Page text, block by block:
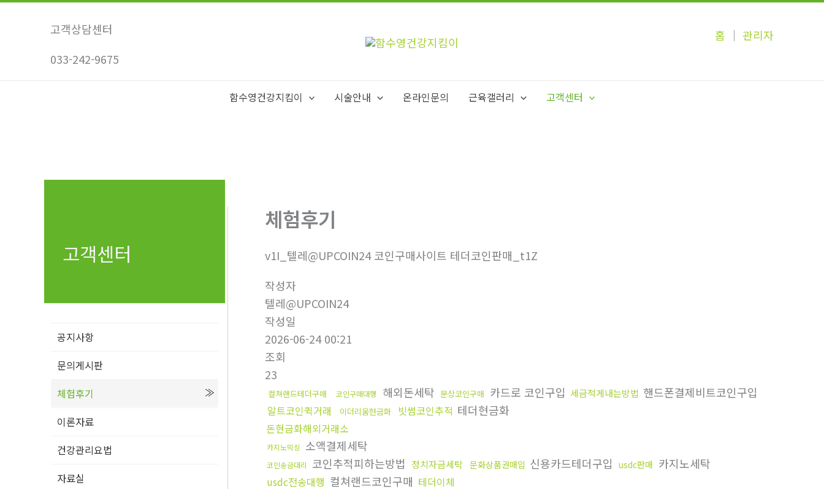
콘
고객상담센터
033-242-9675
홈 │ 관리자
함수영건강지킴이 시술안내 온라인문의 근육갤러리 고객센터
고객센터
공지사항
문의게시판
체험후기
이론자료
건강관리요법
자료실
체험후기
v1I_텔레@UPCOIN24 코인구매사이트 테더코인판매_t1Z
작성자
텔레@UPCOIN24
작성일
2026-06-24 00:21
조회
23
컬쳐랜드테더구매 코인구매대행 해외돈세탁 문상코인구매 카드로 코인구입 세금적게내는방법 핸드폰결제비트코인구입
알트코인퀵거래 이더리움현금화 빗썸코인추적 테더현금화
돈현금화해외거래소
카지노믹싱 소액결제세탁
코인송금대리 코인추적피하는방법 정치자금세탁 문화상품권매입 신용카드테더구입 usdc판매 카지노세탁
usdc전송대행 컬쳐랜드코인구매 테더이체